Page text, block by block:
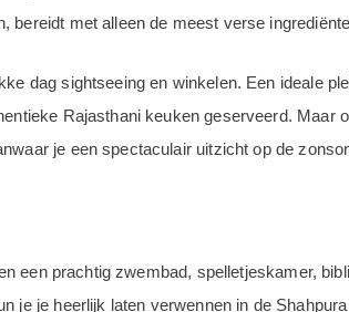
bereidt met alleen de meest verse
dag sightseeing en winkelen. Een ideale
Rajasthani keuken geserveerd.
je een spectaculair uitzicht op de
een prachtig zwembad, spelletjeskamer,
je je heerlijk laten verwennen in de